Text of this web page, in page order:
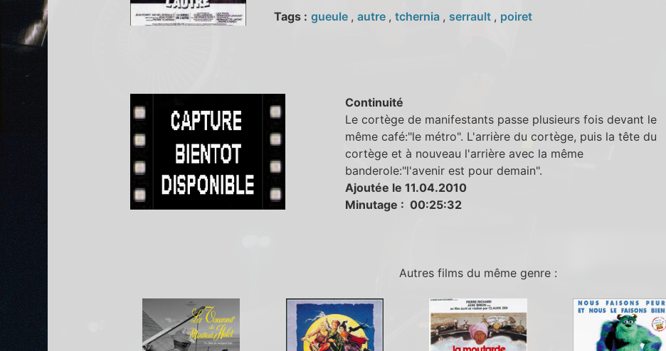
Tags : gueule , autre , tchernia , serrault , poiret
Continuité
Le cortège de manifestants passe plusieurs fois devant le
même café:"le métro". L'arrière du cortège, puis la tête du
cortège et à nouveau l'arrière avec la même
banderole:"l'avenir est pour demain".
Ajoutée le 11.04.2010
Minutage : 00:25:32
Autres films du même genre :